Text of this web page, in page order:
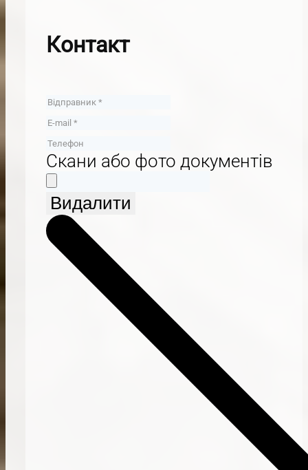
Контакт
Скани або фото документів
Видалити